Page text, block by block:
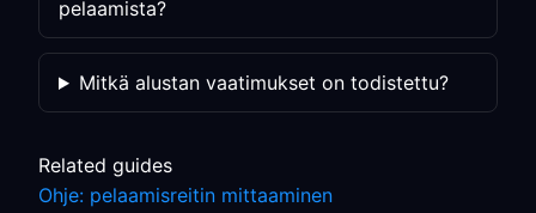
pelaamista?
Mitkä alustan vaatimukset on todistettu?
Related guides
Ohje: pelaamisreitin mittaaminen